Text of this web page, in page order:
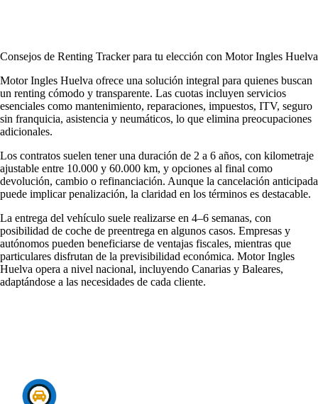
Consejos de Renting Tracker para tu elección con Motor Ingles Huelva
Motor Ingles Huelva ofrece una solución integral para quienes buscan
un renting cómodo y transparente. Las cuotas incluyen servicios
esenciales como mantenimiento, reparaciones, impuestos, ITV, seguro
sin franquicia, asistencia y neumáticos, lo que elimina preocupaciones
adicionales.
Los contratos suelen tener una duración de 2 a 6 años, con kilometraje
ajustable entre 10.000 y 60.000 km, y opciones al final como
devolución, cambio o refinanciación. Aunque la cancelación anticipada
puede implicar penalización, la claridad en los términos es destacable.
La entrega del vehículo suele realizarse en 4–6 semanas, con
posibilidad de coche de preentrega en algunos casos. Empresas y
autónomos pueden beneficiarse de ventajas fiscales, mientras que
particulares disfrutan de la previsibilidad económica. Motor Ingles
Huelva opera a nivel nacional, incluyendo Canarias y Baleares,
adaptándose a las necesidades de cada cliente.